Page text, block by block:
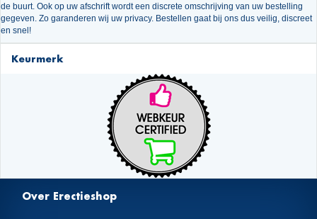
de buurt. Ook op uw afschrift wordt een discrete omschrijving van uw bestelling
gegeven. Zo garanderen wij uw privacy. Bestellen gaat bij ons dus veilig, discreet
en snel!
Keurmerk
Over Erectieshop